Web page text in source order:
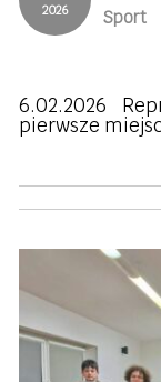
2026
Sport
6.02.2026
pierwsze